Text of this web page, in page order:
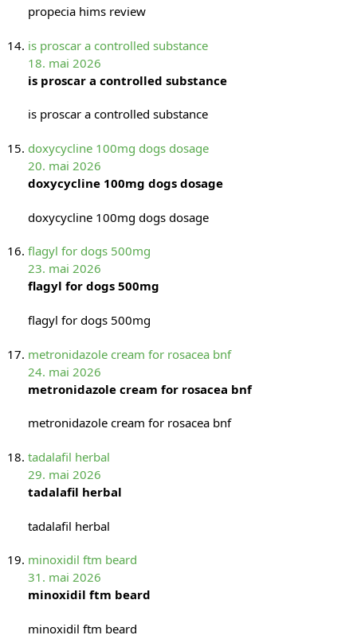
propecia hims review
is proscar a controlled substance
18. mai 2026
is proscar a controlled substance
is proscar a controlled substance
doxycycline 100mg dogs dosage
20. mai 2026
doxycycline 100mg dogs dosage
doxycycline 100mg dogs dosage
flagyl for dogs 500mg
23. mai 2026
flagyl for dogs 500mg
flagyl for dogs 500mg
metronidazole cream for rosacea bnf
24. mai 2026
metronidazole cream for rosacea bnf
metronidazole cream for rosacea bnf
tadalafil herbal
29. mai 2026
tadalafil herbal
tadalafil herbal
minoxidil ftm beard
31. mai 2026
minoxidil ftm beard
minoxidil ftm beard